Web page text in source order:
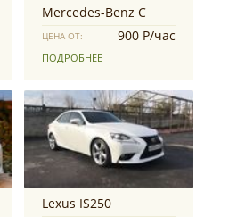
Mercedes-Benz С
ЦЕНА ОТ: 900 Р/час
ПОДРОБНЕЕ
Lexus IS250